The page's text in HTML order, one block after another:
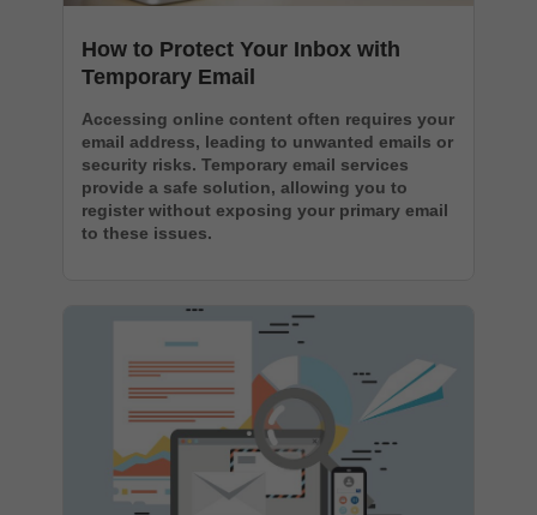
How to Protect Your Inbox with
Temporary Email
Accessing online content often requires your
email address, leading to unwanted emails or
security risks. Temporary email services
provide a safe solution, allowing you to
register without exposing your primary email
to these issues.